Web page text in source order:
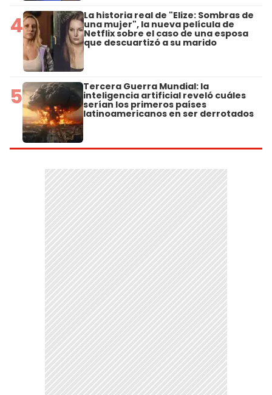
4 La historia real de "Elize: Sombras de
una mujer", la nueva película de
Netflix sobre el caso de una esposa
que descuartizó a su marido
5 Tercera Guerra Mundial: la
inteligencia artificial reveló cuáles
serían los primeros países
latinoamericanos en ser derrotados